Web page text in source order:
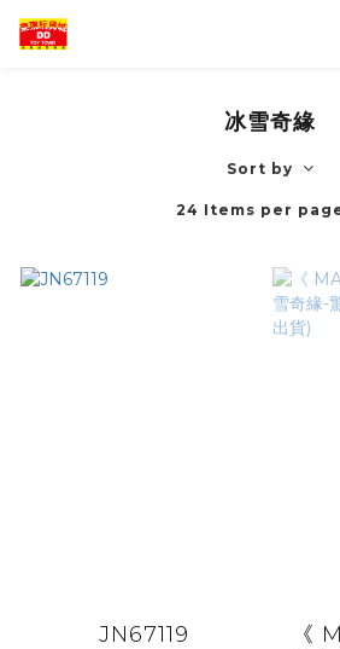
冰雪奇緣
Sort by
24 Items per
JN67119
《